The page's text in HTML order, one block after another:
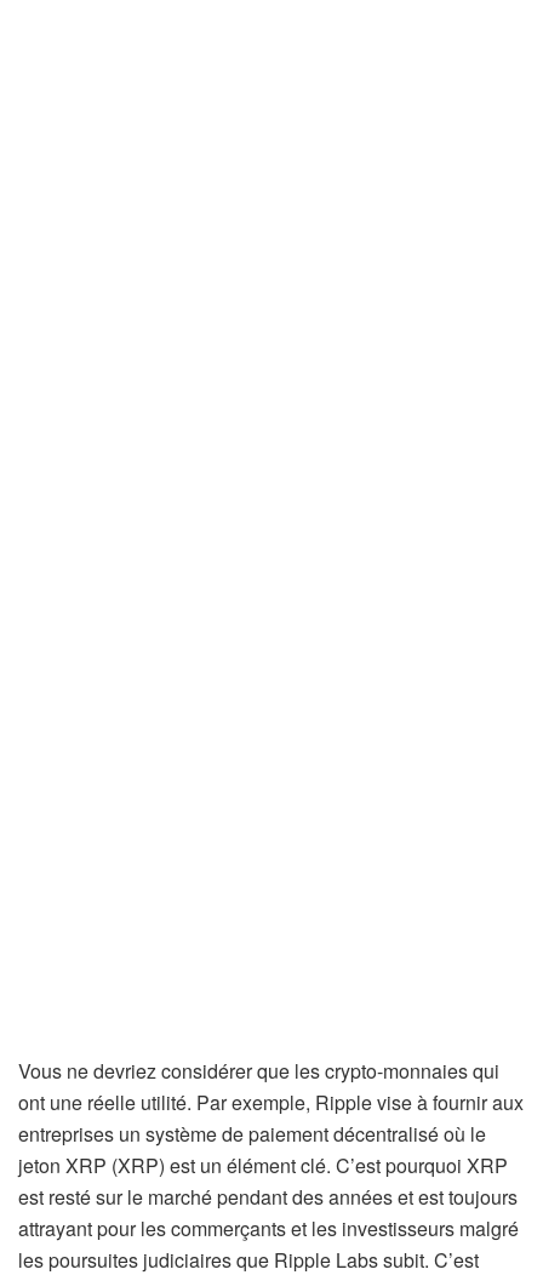
Vous ne devriez considérer que les crypto-monnaies qui
ont une réelle utilité. Par exemple, Ripple vise à fournir aux
entreprises un système de paiement décentralisé où le
jeton XRP (XRP) est un élément clé. C’est pourquoi XRP
est resté sur le marché pendant des années et est toujours
attrayant pour les commerçants et les investisseurs malgré
les poursuites judiciaires que Ripple Labs subit. C’est